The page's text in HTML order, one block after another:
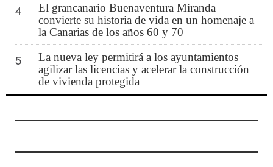
4
El grancanario Buenaventura Miranda
convierte su historia de vida en un homenaje a
la Canarias de los años 60 y 70
5
La nueva ley permitirá a los ayuntamientos
agilizar las licencias y acelerar la construcción
de vivienda protegida